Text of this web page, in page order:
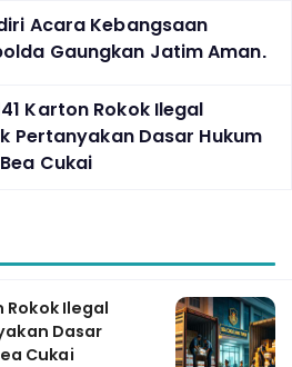
Acara Kebangsaan
Gaungkan Jatim Aman.
Karton Rokok Ilegal
Pertanyakan Dasar Hukum
Cukai
Rokok Ilegal
Dasar
Cukai